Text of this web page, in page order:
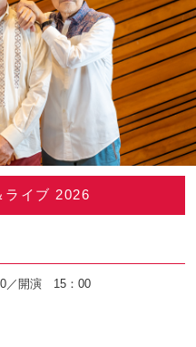
ライブ 2026
／開演 15：00